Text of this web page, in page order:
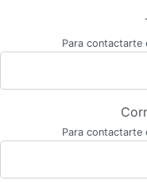
Para contactarte
Para contactarte